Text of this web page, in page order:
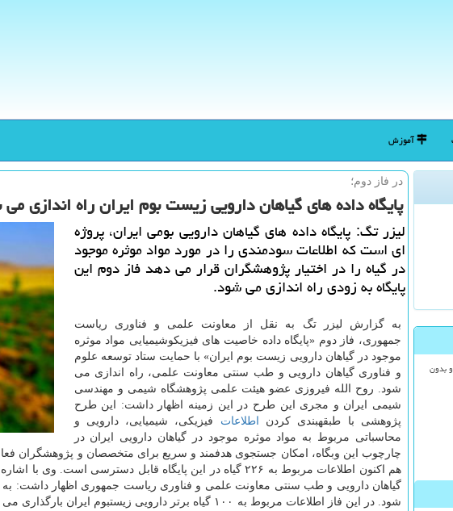
آموزش
بدون
در فاز دوم؛
پایگاه داده های گیاهان دارویی زیست بوم ایران راه اندازی
لیزر تگ: پایگاه داده های گیاهان دارویی بومی ایران، پروژه
ای است كه اطلاعات سودمندی را در مورد مواد موثره موجود
در گیاه را در اختیار پژوهشگران قرار می دهد فاز دوم این
پایگاه به زودی راه اندازی می شود.
به گزارش لیزر تگ به نقل از معاونت علمی و فناوری ریاست
جمهوری، فاز دوم «پایگاه داده خاصیت های فیزیكوشیمیایی مواد موثره
موجود در گیاهان دارویی زیست بوم ایران» با حمایت ستاد توسعه علوم
و فناوری گیاهان دارویی و طب سنتی معاونت علمی، راه اندازی می
شود. روح الله فیروزی عضو هیئت علمی پژوهشگاه شیمی و مهندسی
شیمی ایران و مجری این طرح در این زمینه اظهار داشت: این طرح
پژوهشی با طبقه­بندی كردن
اطلاعات فیزیكی، شیمیایی، دارویی و
محاسباتی مربوط به مواد موثره موجود در گیاهان دارویی ایران در
چارچوب این وب­گاه، امكان جستجوی هدفمند و سریع برای متخصصان و پژوهشگران
هم اكنون اطلاعات مربوط به ۲۲۶ گیاه در این پایگاه قابل
گیاهان دارویی و طب سنتی معاونت علمی و فناوری ریاست جمهوری اظهار داشت: به
شود. در این فاز اطلاعات مربوط به ۱۰۰ گیاه برتر دارویی